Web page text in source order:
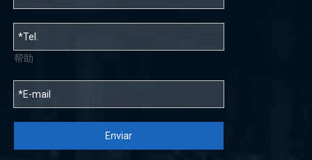
帮助
Enviar